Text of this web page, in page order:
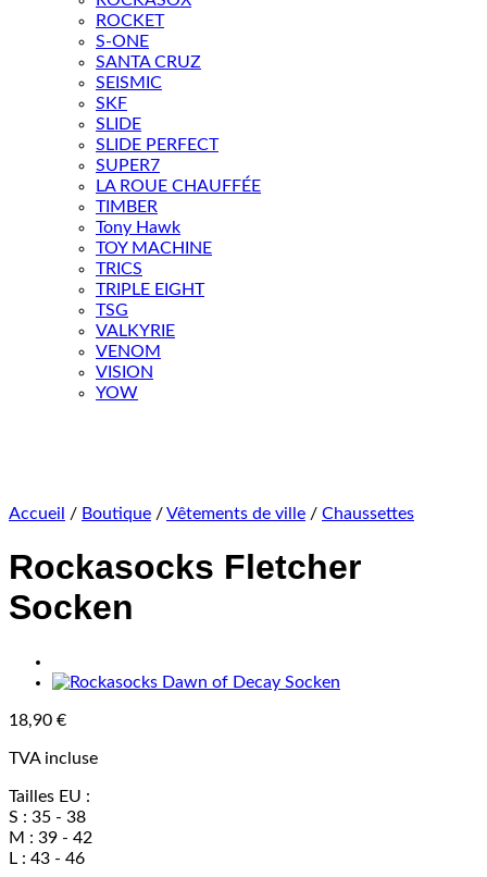
ROCKET
S-ONE
SANTA CRUZ
SEISMIC
SKF
SLIDE
SLIDE PERFECT
SUPER7
LA ROUE CHAUFFÉE
TIMBER
Tony Hawk
TOY MACHINE
TRICS
TRIPLE EIGHT
TSG
VALKYRIE
VENOM
VISION
YOW
Accueil / Boutique /Vêtements de ville / Chaussettes
Rockasocks Fletcher
Socken
18,90 €
TVA incluse
Tailles EU :
S : 35 - 38
M : 39 - 42
L : 43 - 46